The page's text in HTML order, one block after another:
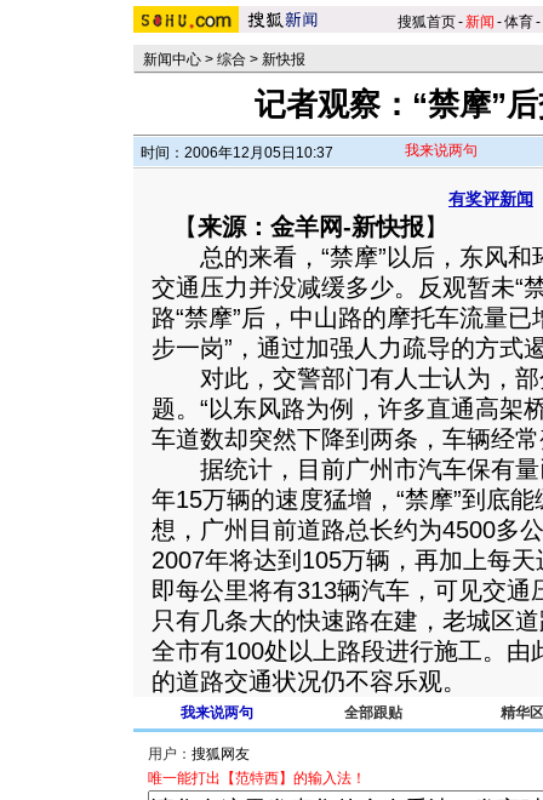
搜狐首页-新闻 -体育-
新闻中心 > 综合 > 新快报
记者观察：“禁摩”
时间：2006年12月05日10:37 我来说两句
有奖评新闻
【来源：金羊网-新快报】
总的来看，“禁摩”以后，东风和
交通压力并没减缓多少。反观暂未“
路“禁摩”后，中山路的摩托车流量
步一岗”，通过加强人力疏导的方式
对此，交警部门有人士认为，部
题。“以东风路为例，许多直通高架
车道数却突然下降到两条，车辆经
据统计，目前广州市汽车保有量
年15万辆的速度猛增，“禁摩”到底
想，广州目前道路总长约为4500多
2007年将达到105万辆，再加上每
即每公里将有313辆汽车，可见交通
只有几条大的快速路在建，老城区
全市有100处以上路段进行施工。由
的道路交通状况仍不容乐观。
我来说两句 全部跟贴 精华区
用户：
唯一能打出【范特西】的输入法！